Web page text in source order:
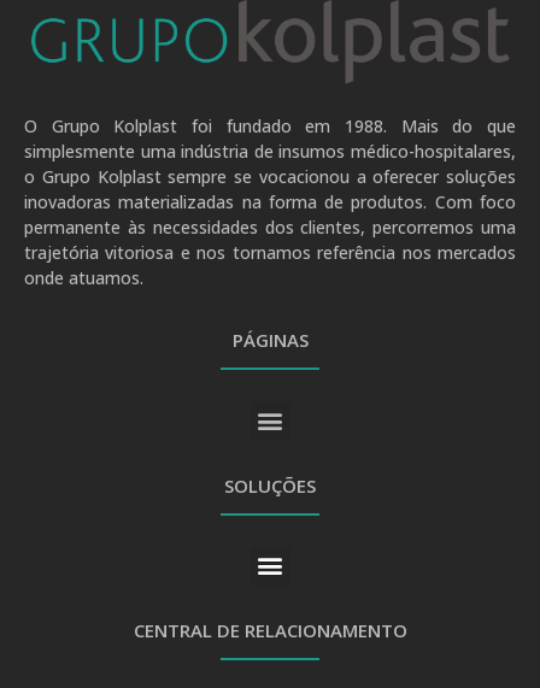
O Grupo Kolplast foi fundado em 1988. Mais do que
simplesmente uma indústria de insumos médico-hospitalares,
o Grupo Kolplast sempre se vocacionou a oferecer soluções
inovadoras materializadas na forma de produtos. Com foco
permanente às necessidades dos clientes, percorremos uma
trajetória vitoriosa e nos tornamos referência nos mercados
onde atuamos.
PÁGINAS
SOLUÇÕES
CENTRAL DE RELACIONAMENTO